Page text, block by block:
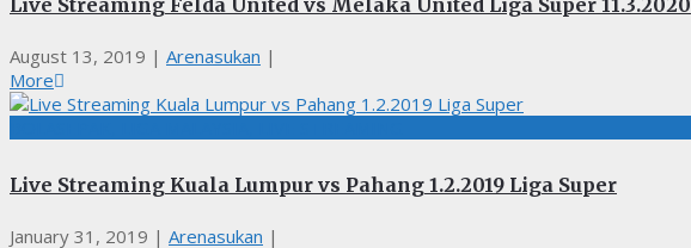
Live Streaming Felda United vs Melaka United Liga Super 11.3.2020
August 13, 2019 | Arenasukan |
More
Live Streaming Kuala Lumpur vs Pahang 1.2.2019 Liga Super
January 31, 2019 | Arenasukan |